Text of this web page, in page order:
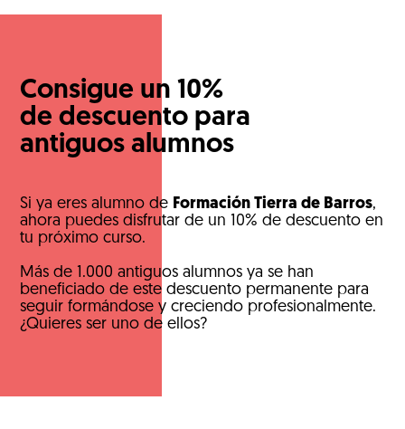
Consigue un 10%
de descuento para
antiguos alumnos
Si ya eres alumno de Formación Tierra de Barros,
ahora puedes disfrutar de un 10% de descuento en
tu próximo curso.
Más de 1.000 antiguos alumnos ya se han
beneficiado de este descuento permanente para
seguir formándose y creciendo profesionalmente.
¿Quieres ser uno de ellos?